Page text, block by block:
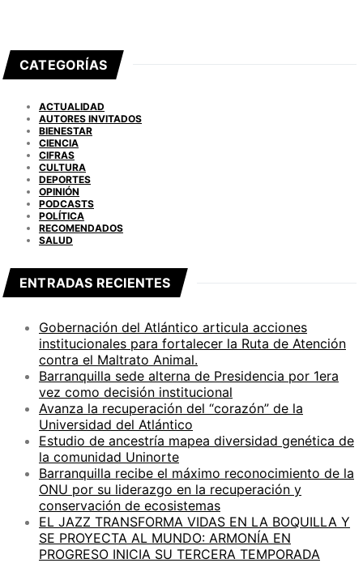
CATEGORÍAS
ACTUALIDAD
AUTORES INVITADOS
BIENESTAR
CIENCIA
CIFRAS
CULTURA
DEPORTES
OPINIÓN
PODCASTS
POLÍTICA
RECOMENDADOS
SALUD
ENTRADAS RECIENTES
Gobernación del Atlántico articula acciones
institucionales para fortalecer la Ruta de Atención
contra el Maltrato Animal.
Barranquilla sede alterna de Presidencia por 1era
vez como decisión institucional
Avanza la recuperación del “corazón” de la
Universidad del Atlántico
Estudio de ancestría mapea diversidad genética de
la comunidad Uninorte
Barranquilla recibe el máximo reconocimiento de la
ONU por su liderazgo en la recuperación y
conservación de ecosistemas
EL JAZZ TRANSFORMA VIDAS EN LA BOQUILLA Y
SE PROYECTA AL MUNDO: ARMONÍA EN
PROGRESO INICIA SU TERCERA TEMPORADA